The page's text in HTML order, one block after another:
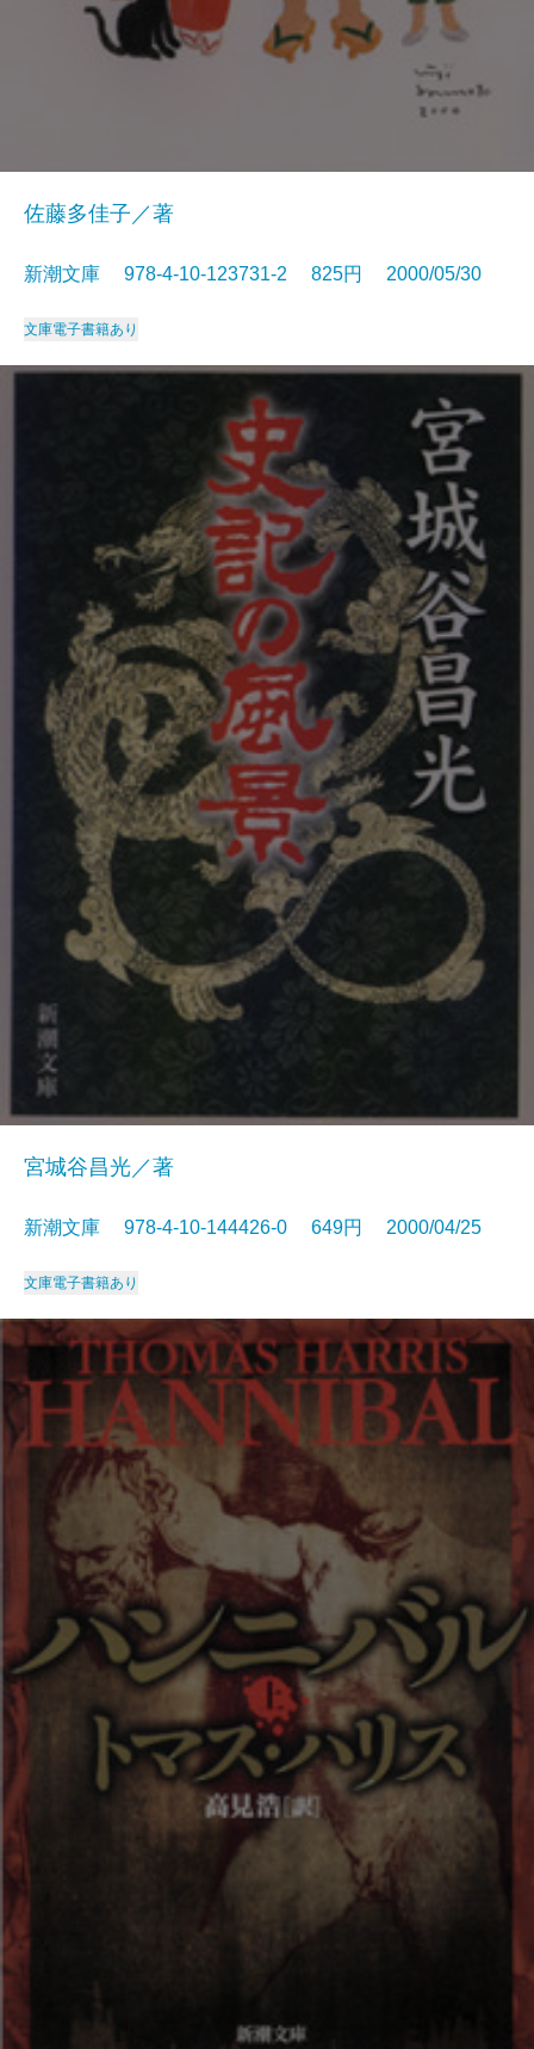
佐藤多佳子／著
新潮文庫 978-4-10-123731-2 825円 2000/05/30
文庫電子書籍あり
宮城谷昌光／著
新潮文庫 978-4-10-144426-0 649円 2000/04/25
文庫電子書籍あり